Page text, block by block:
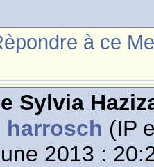
à ce
Sylvia
harrosch (IP
2013 :